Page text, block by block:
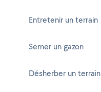
Entretenir un terrain
Semer un gazon
Désherber un terrain